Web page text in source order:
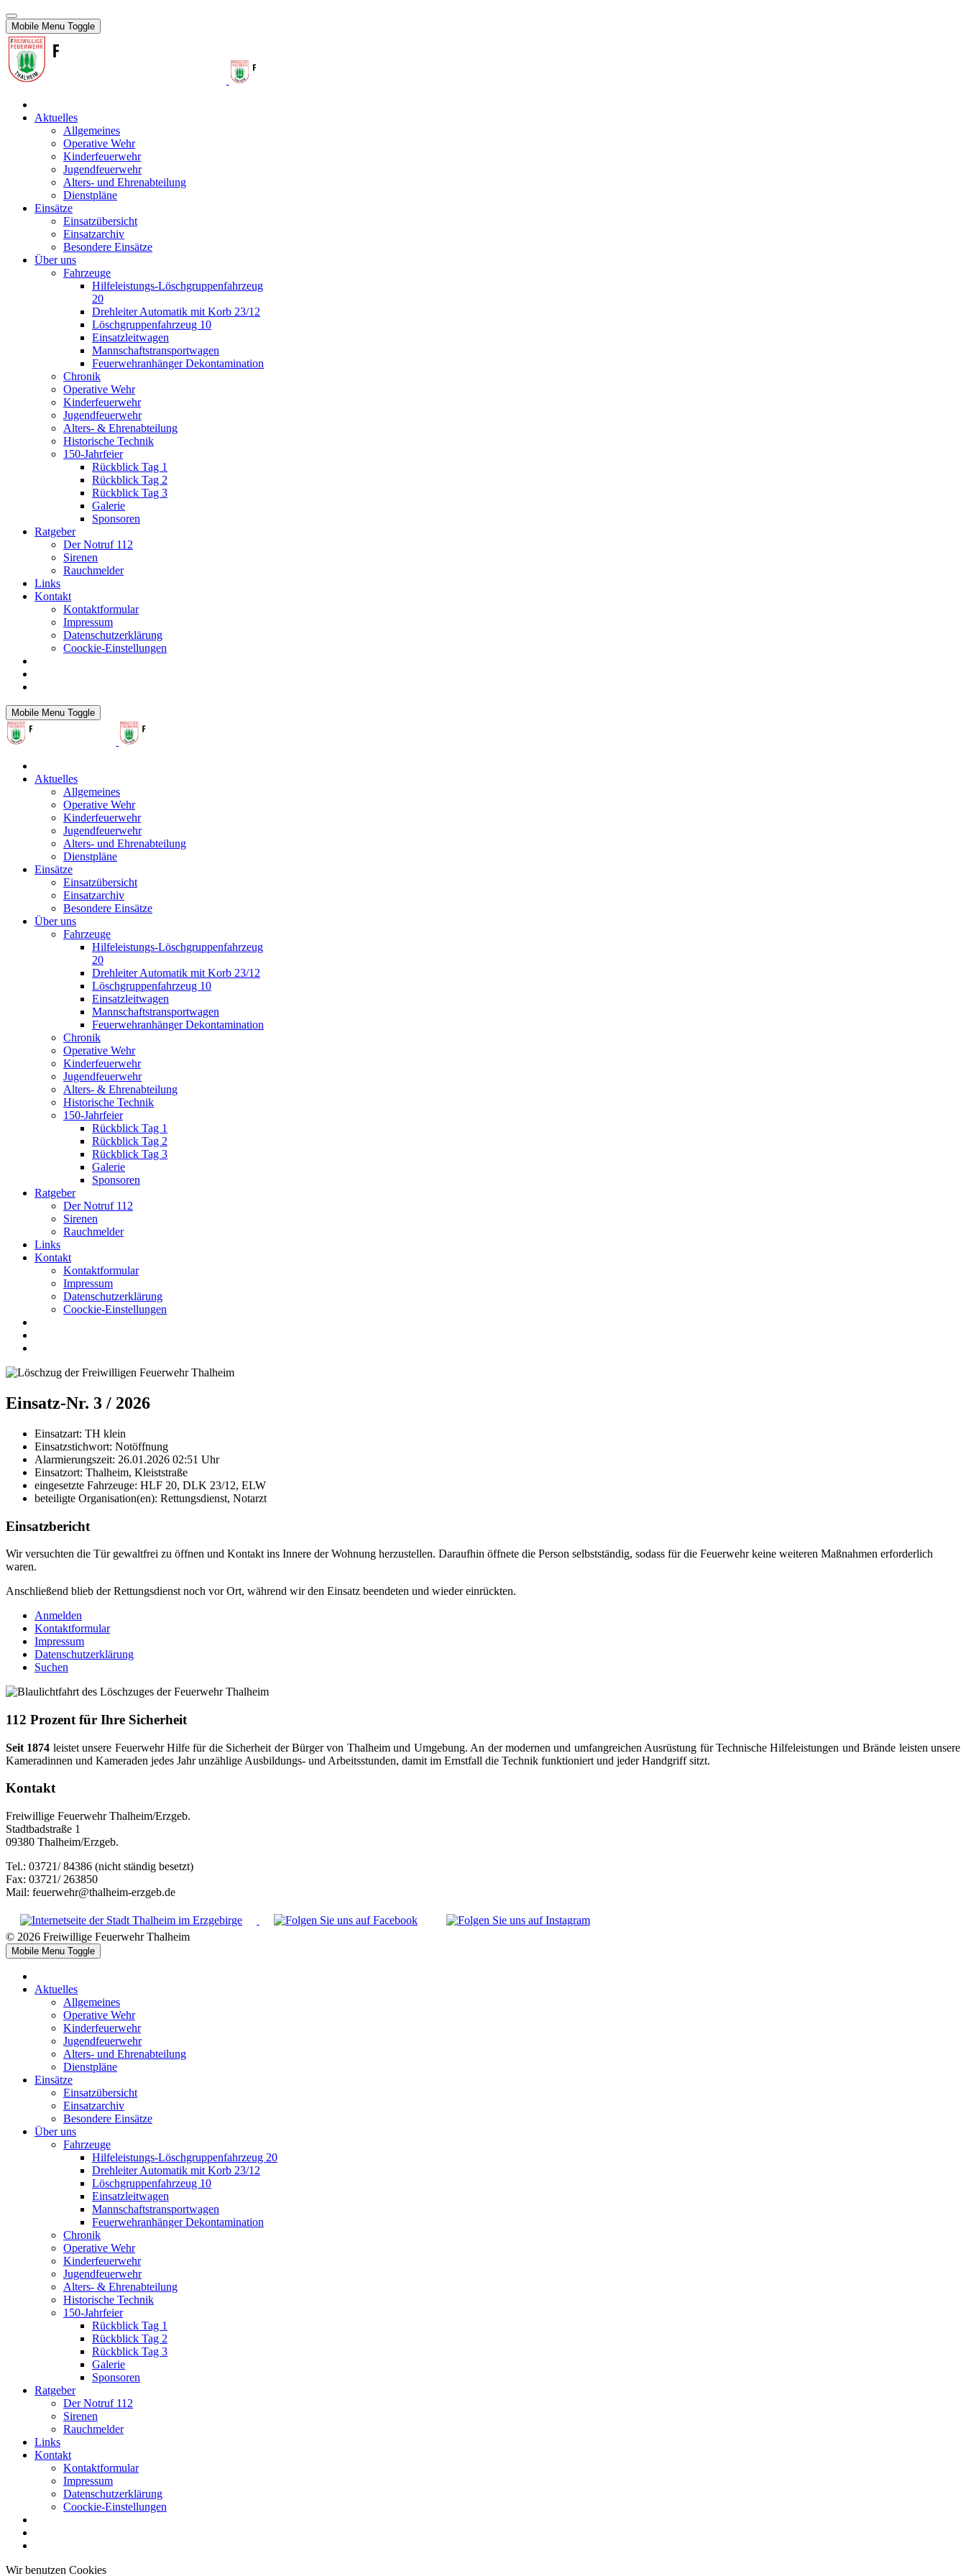
Mobile Menu Toggle
Aktuelles
Allgemeines
Operative Wehr
Kinderfeuerwehr
Jugendfeuerwehr
Alters- und Ehrenabteilung
Dienstpläne
Einsätze
Einsatzübersicht
Einsatzarchiv
Besondere Einsätze
Über uns
Fahrzeuge
Hilfeleistungs-Löschgruppenfahrzeug
20
Drehleiter Automatik mit Korb 23/12
Löschgruppenfahrzeug 10
Einsatzleitwagen
Mannschaftstransportwagen
Feuerwehranhänger Dekontamination
Chronik
Operative Wehr
Kinderfeuerwehr
Jugendfeuerwehr
Alters- & Ehrenabteilung
Historische Technik
150-Jahrfeier
Rückblick Tag 1
Rückblick Tag 2
Rückblick Tag 3
Galerie
Sponsoren
Ratgeber
Der Notruf 112
Sirenen
Rauchmelder
Links
Kontakt
Kontaktformular
Impressum
Datenschutzerklärung
Coockie-Einstellungen
Mobile Menu Toggle
Aktuelles
Allgemeines
Operative Wehr
Kinderfeuerwehr
Jugendfeuerwehr
Alters- und Ehrenabteilung
Dienstpläne
Einsätze
Einsatzübersicht
Einsatzarchiv
Besondere Einsätze
Über uns
Fahrzeuge
Hilfeleistungs-Löschgruppenfahrzeug
20
Drehleiter Automatik mit Korb 23/12
Löschgruppenfahrzeug 10
Einsatzleitwagen
Mannschaftstransportwagen
Feuerwehranhänger Dekontamination
Chronik
Operative Wehr
Kinderfeuerwehr
Jugendfeuerwehr
Alters- & Ehrenabteilung
Historische Technik
150-Jahrfeier
Rückblick Tag 1
Rückblick Tag 2
Rückblick Tag 3
Galerie
Sponsoren
Ratgeber
Der Notruf 112
Sirenen
Rauchmelder
Links
Kontakt
Kontaktformular
Impressum
Datenschutzerklärung
Coockie-Einstellungen
Einsatz-Nr. 3 / 2026
Einsatzart: TH klein
Einsatzstichwort: Notöffnung
Alarmierungszeit: 26.01.2026 02:51 Uhr
Einsatzort: Thalheim, Kleiststraße
eingesetzte Fahrzeuge: HLF 20, DLK 23/12, ELW
beteiligte Organisation(en): Rettungsdienst, Notarzt
Einsatzbericht
Wir versuchten die Tür gewaltfrei zu öffnen und Kontakt ins Innere der Wohnung herzustellen. Daraufhin öffnete die Person selbstständig, sodass für die Feuerwehr keine weiteren Maßnahmen erforderlich
waren.
Anschließend blieb der Rettungsdienst noch vor Ort, während wir den Einsatz beendeten und wieder einrückten.
Anmelden
Kontaktformular
Impressum
Datenschutzerklärung
Suchen
112 Prozent für Ihre Sicherheit
Seit 1874 leistet unsere Feuerwehr Hilfe für die Sicherheit der Bürger von Thalheim und Umgebung. An der modernen und umfangreichen Ausrüstung für Technische Hilfeleistungen und Brände leisten unsere
Kameradinnen und Kameraden jedes Jahr unzählige Ausbildungs- und Arbeitsstunden, damit im Ernstfall die Technik funktioniert und jeder Handgriff sitzt.
Kontakt
Freiwillige Feuerwehr Thalheim/Erzgeb.
Stadtbadstraße 1
09380 Thalheim/Erzgeb.
Tel.: 03721/ 84386 (nicht ständig besetzt)
Fax: 03721/ 263850
Mail: feuerwehr@thalheim-erzgeb.de
© 2026 Freiwillige Feuerwehr Thalheim
Mobile Menu Toggle
Aktuelles
Allgemeines
Operative Wehr
Kinderfeuerwehr
Jugendfeuerwehr
Alters- und Ehrenabteilung
Dienstpläne
Einsätze
Einsatzübersicht
Einsatzarchiv
Besondere Einsätze
Über uns
Fahrzeuge
Hilfeleistungs-Löschgruppenfahrzeug 20
Drehleiter Automatik mit Korb 23/12
Löschgruppenfahrzeug 10
Einsatzleitwagen
Mannschaftstransportwagen
Feuerwehranhänger Dekontamination
Chronik
Operative Wehr
Kinderfeuerwehr
Jugendfeuerwehr
Alters- & Ehrenabteilung
Historische Technik
150-Jahrfeier
Rückblick Tag 1
Rückblick Tag 2
Rückblick Tag 3
Galerie
Sponsoren
Ratgeber
Der Notruf 112
Sirenen
Rauchmelder
Links
Kontakt
Kontaktformular
Impressum
Datenschutzerklärung
Coockie-Einstellungen
Wir benutzen Cookies